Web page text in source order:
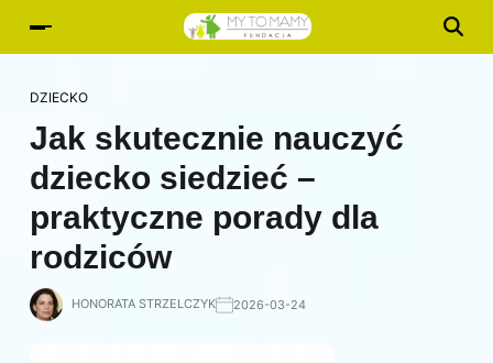
DZIECKO
Jak skutecznie nauczyć
dziecko siedzieć –
praktyczne porady dla
rodziców
HONORATA STRZELCZYK 2026-03-24